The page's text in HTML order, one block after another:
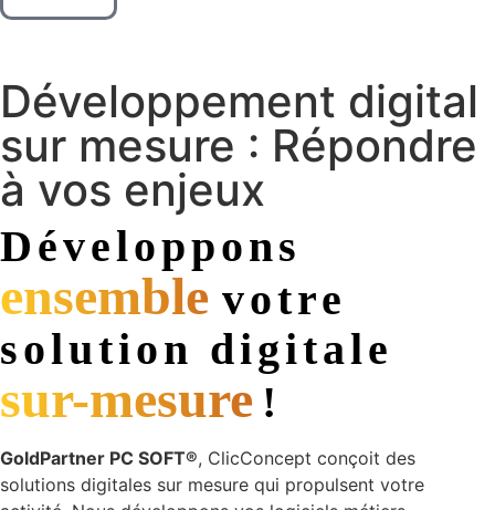
Développement digital
sur mesure : Répondre
à vos enjeux
Développons
ensemble votre
solution digitale
sur-mesure !
GoldPartner PC SOFT®, ClicConcept conçoit des
solutions digitales sur mesure qui propulsent votre